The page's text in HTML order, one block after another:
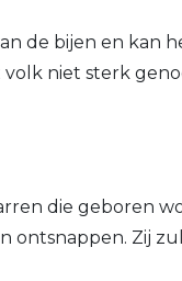
de bijen en kan
niet sterk
die geboren
ontsnappen. Zij